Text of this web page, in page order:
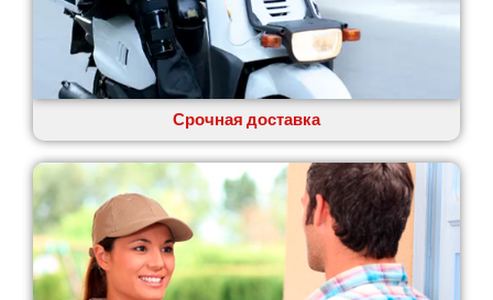
Павлоград
Переяслав
Первомайск
Песочин
Петриков
Петропавловская Борщаговка
Подгородное
Погребы
Покров
Полтава
Прилуки
Путивль
Срочная доставка